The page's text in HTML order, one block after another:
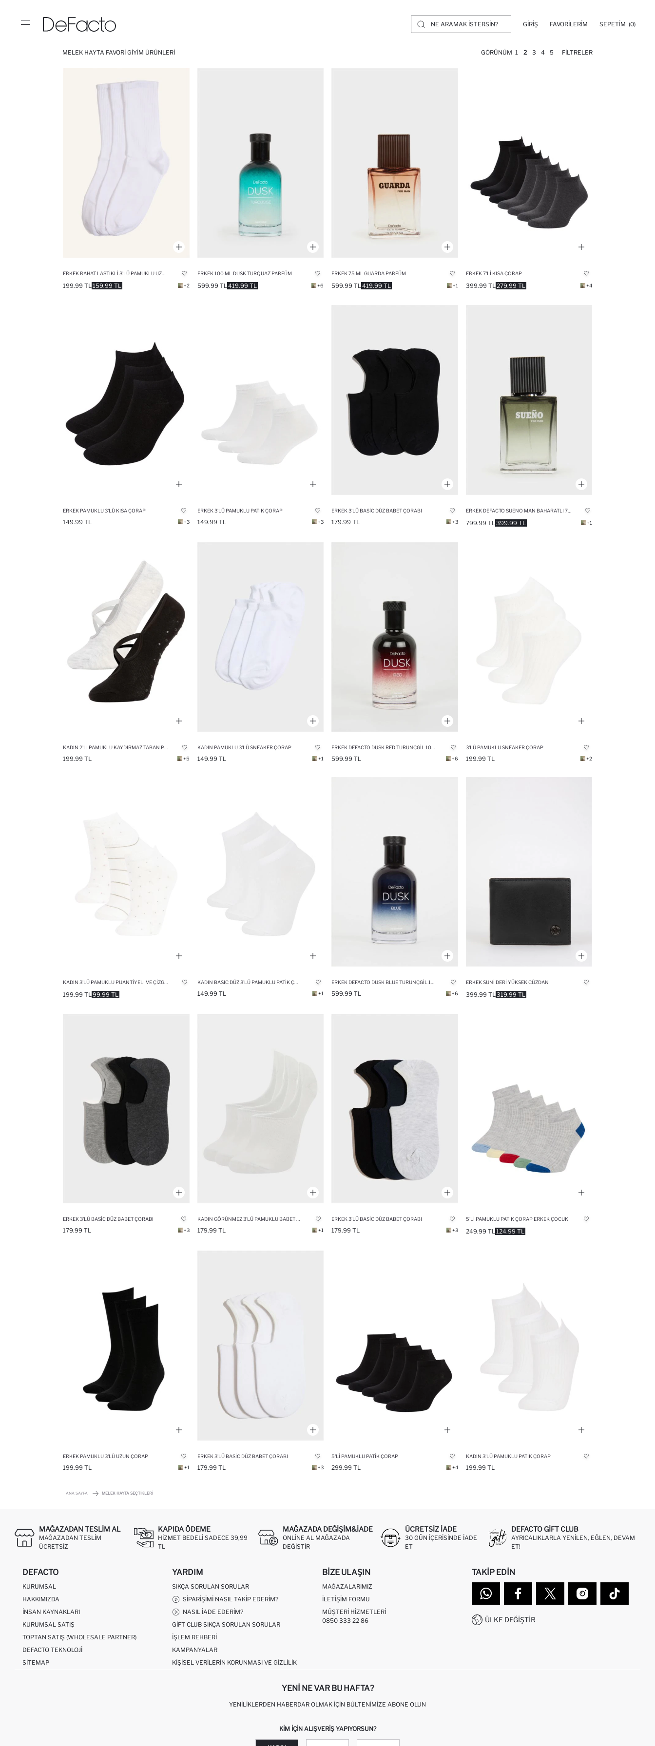
GIRIŞ FAVORILERIM SEPETIM (0)
MELEK HAYTA FAVORI GIYIM ÜRÜNLERI GÖRÜNÜM 1 2 3 4 5 FILTRELER
159.99 TL
199.99 TL +2
ERKEK 100 ML DUSK TURQUAZ PARFÜM
419.99 TL
599.99 TL +6
ERKEK 75 ML GUARDA PARFÜM
419.99 TL
599.99 TL +1
ERKEK 7'LI KISA ÇORAP
279.99 TL
399.99 TL +4
ERKEK PAMUKLU 3'LÜ KISA ÇORAP
149.99 TL +3
ERKEK 3'LÜ PAMUKLU PATIK ÇORAP
149.99 TL +3
ERKEK 3'LÜ BASIC DÜZ BABET ÇORABI
179.99 TL +3
ERKEK DEFACTO SUENO MAN BAHARATLI 75 ML PARFÜM
399.99 TL
799.99 TL +1
199.99 TL +5
KADIN PAMUKLU 3'LÜ SNEAKER ÇORAP
149.99 TL +1 599.99 TL +6
3'LÜ PAMUKLU SNEAKER ÇORAP
199.99 TL +2
99.99 TL
199.99 TL
KADIN BASIC DÜZ 3'LÜ PAMUKLU PATIK ÇORAP
149.99 TL +1 599.99 TL +6
ERKEK SUNI DERI YÜKSEK CÜZDAN
319.99 TL
399.99 TL
ERKEK 3'LÜ BASIC DÜZ BABET ÇORABI
179.99 TL +3 179.99 TL +1
ERKEK 3'LÜ BASIC DÜZ BABET ÇORABI
179.99 TL +3
5'LI PAMUKLU PATIK ÇORAP ERKEK ÇOCUK
124.99 TL
249.99 TL
ERKEK PAMUKLU 3'LÜ UZUN ÇORAP
199.99 TL +1
ERKEK 3'LÜ BASIC DÜZ BABET ÇORABI
179.99 TL +3
5'LI PAMUKLU PATIK ÇORAP
299.99 TL +4
KADIN 3'LÜ PAMUKLU PATIK ÇORAP
199.99 TL
ANA SAYFA MELEK HAYTA SEÇTIKLERI
MAĞAZADAN TESLIM AL
MAĞAZADAN TESLIM
ÜCRETSIZ
KAPIDA ÖDEME
HIZMET BEDELI SADECE 39,99
TL
MAĞAZADA DEĞIŞIM&İADE
ONLINE AL MAĞAZADA
DEĞIŞTIR
ÜCRETSIZ IADE
30 GÜN IÇERISINDE IADE
ET
DEFACTO GIFT CLUB
AYRICALIKLARLA YENILEN, EĞLEN, DEVAM
ET!
DEFACTO
KURUMSAL
HAKKIMIZDA
İNSAN KAYNAKLARI
KURUMSAL SATIŞ
TOPTAN SATIŞ (WHOLESALE PARTNER)
DEFACTO TEKNOLOJI
SITEMAP
YARDIM
SIKÇA SORULAN SORULAR
SIPARIŞIMI NASIL TAKIP EDERIM?
NASIL İADE EDERIM?
GIFT CLUB SIKÇA SORULAN SORULAR
İŞLEM REHBERI
KAMPANYALAR
KIŞISEL VERILERIN KORUNMASI VE GIZLILIK
BIZE ULAŞIN
MAĞAZALARIMIZ
İLETIŞIM FORMU
MÜŞTERI HIZMETLERI
0850 333 22 86
TAKIP EDIN
ÜLKE DEĞIŞTIR
YENI NE VAR BU HAFTA?
YENILIKLERDEN HABERDAR OLMAK İÇIN BÜLTENIMIZE ABONE OLUN
KIM IÇIN ALIŞVERIŞ YAPIYORSUN?